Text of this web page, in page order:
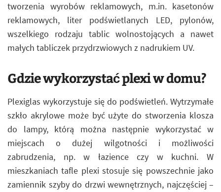
tworzenia wyrobów reklamowych, m.in. kasetonów
reklamowych, liter podświetlanych LED, pylonów,
wszelkiego rodzaju tablic wolnostojących a nawet
małych tabliczek przydrzwiowych z nadrukiem UV.
Gdzie wykorzystać plexi w domu?
Plexiglas wykorzystuje się do podświetleń. Wytrzymałe
szkło akrylowe może być użyte do stworzenia klosza
do lampy, którą można następnie wykorzystać w
miejscach o dużej wilgotności i możliwości
zabrudzenia, np. w łazience czy w kuchni. W
mieszkaniach tafle plexi stosuje się powszechnie jako
zamiennik szyby do drzwi wewnętrznych, najczęściej –